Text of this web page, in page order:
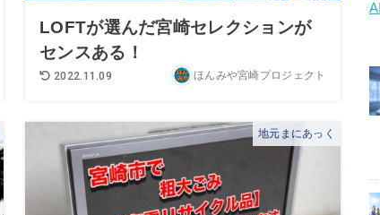
LOFTが選んだ宮崎セレクションが
センスある！
2022.11.09 ほんみや宮崎プロジェクト
地元まにあっく